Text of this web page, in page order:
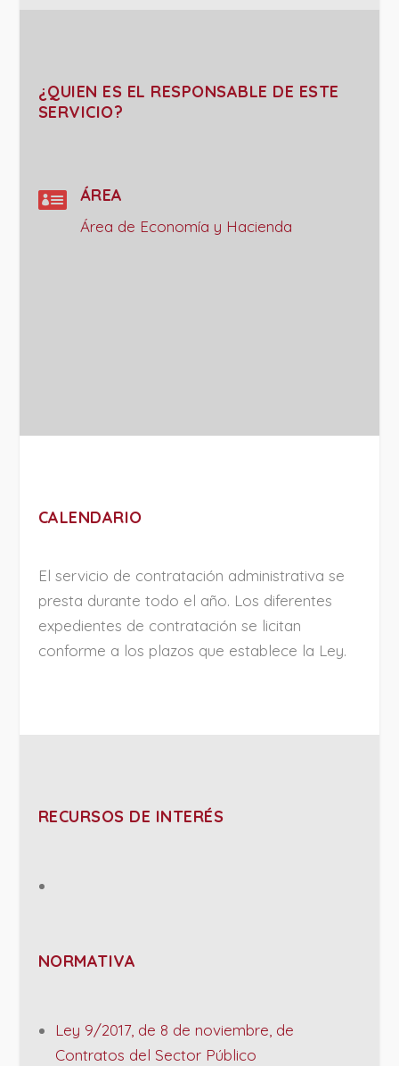
¿QUIEN ES EL RESPONSABLE DE ESTE
SERVICIO?
 ÁREA
Área de Economía y Hacienda
CALENDARIO
El servicio de contratación administrativa se
presta durante todo el año. Los diferentes
expedientes de contratación se licitan
conforme a los plazos que establece la Ley.
RECURSOS DE INTERÉS
NORMATIVA
Ley 9/2017, de 8 de noviembre, de
Contratos del Sector Público